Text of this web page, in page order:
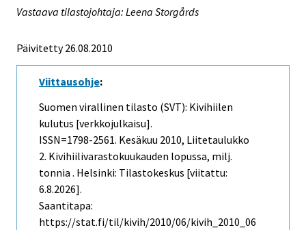
Vastaava tilastojohtaja: Leena Storgårds
Päivitetty 26.08.2010
Viittausohje:
Suomen virallinen tilasto (SVT): Kivihiilen
kulutus [verkkojulkaisu].
ISSN=1798-2561. Kesäkuu 2010, Liitetaulukko
2. Kivihiilivarastokuukauden lopussa, milj.
tonnia . Helsinki: Tilastokeskus [viitattu:
6.8.2026].
Saantitapa:
https://stat.fi/til/kivih/2010/06/kivih_2010_06